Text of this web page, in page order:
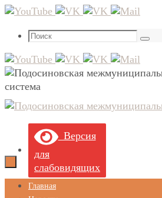
Перейти
содержимому
Что
Поиск
Версия
для
слабовидящих
ПерейтиГлавная